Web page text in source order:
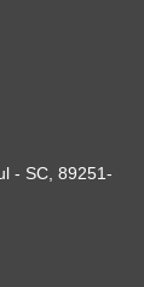
- SC, 89251-